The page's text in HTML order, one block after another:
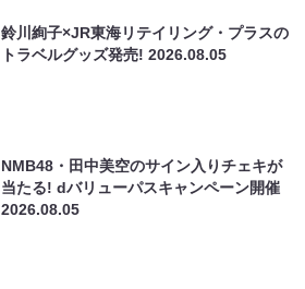
鈴川絢子×JR東海リテイリング・プラスの
トラベルグッズ発売!2026.08.05
NMB48・田中美空のサイン入りチェキが
当たる! dバリューパスキャンペーン開催
2026.08.05